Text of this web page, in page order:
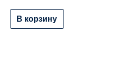
В корзину